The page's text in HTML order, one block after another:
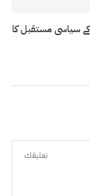
سیاسی مستقبل کا